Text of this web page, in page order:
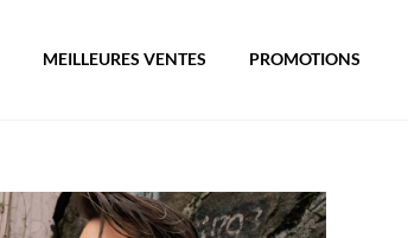
MEILLEURES VENTES PROMOTIONS